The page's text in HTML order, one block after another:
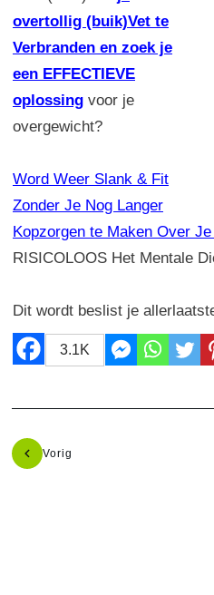
overtollig (buik)Vet te
Verbranden en zoek je
een EFFECTIEVE
oplossing voor je
overgewicht?
Word Weer Slank & Fit
Zonder Je Nog Langer
Kopzorgen te Maken Over
RISICOLOOS Het Mentale
Dit wordt beslist je
3.1K
Vorig